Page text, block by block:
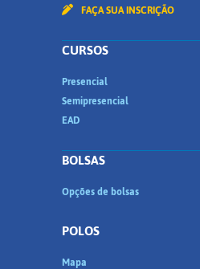
FAÇA SUA INSCRIÇÃO
CURSOS
Presencial
Semipresencial
EAD
BOLSAS
Opções de bolsas
POLOS
Mapa